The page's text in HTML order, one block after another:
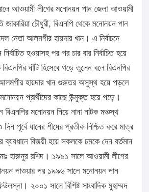
আওয়ামী লীগের মনোনয়ন পান জেলা আওয়ামী
জাকারিয়া চৌধুরী, বিএনপি থেকে মনোনয়ন পান
নেতা আলমগীর হায়দার খান। এ নির্বাচনে
হওয়াসহ পর পর চার বার নির্বাচিত হয়ে
ঘাঁটি হিসেবে গড়ে তুলেন বলে বিএনপির
হায়দার খান গুরুতর অসুস্থ হয়ে পড়লে
প্রার্থীদের কাছে উন্মুক্ত হয়ে পড়ে।
বিএনপির মনোনয়ন নিয়ে নানা নাটক মঞ্চস্থ
পূর্বে ধানের শীষের প্রতীক নিশ্চিত করে মাত্র
ব্যবধানে বিজয়ী হয়ে সকলকে চমকে দেন বর্তমান
হারুনুর রশিদ। ১৯৯১ সালে আওয়ামী লীগের
পাওয়ার পর ১৯৯৬ সালে মনোনয়ন পান
২০০১ সালে বিশিষ্ট সাংবাদিক মুহাম্মদ